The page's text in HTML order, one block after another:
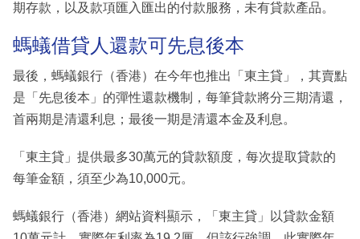
期存款，以及款項匯入匯出的付款服務，未有貸款產品。
螞蟻借貸人還款可先息後本
最後，螞蟻銀行（香港）在今年也推出「東主貸」，其賣點
是「先息後本」的彈性還款機制，每筆貸款將分三期清還，
首兩期是清還利息；最後一期是清還本金及利息。
「東主貸」提供最多30萬元的貸款額度，每次提取貸款的
每筆金額，須至少為10,000元。
螞蟻銀行（香港）網站資料顯示，「東主貸」以貸款金額